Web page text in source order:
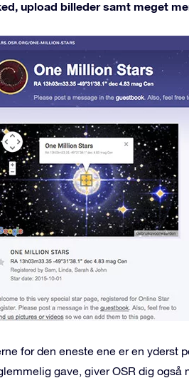
upload billeder samt meget
for den eneste ene er en
gave, giver OSR dig